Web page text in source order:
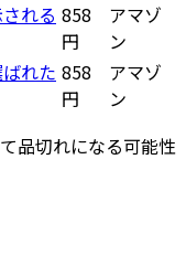
れる 858
円
アマゾ
ン
れた 858
円
アマゾ
ン
品切れになる可能性